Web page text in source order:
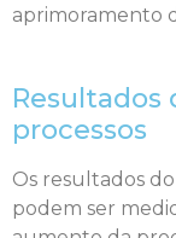
aprimoramento
processos
Os resultados
podem ser